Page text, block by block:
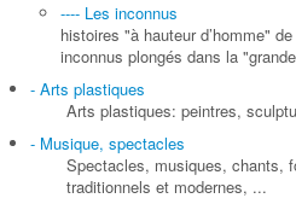
---- Les inconnus
histoires "à hauteur d’homme"
inconnus plongés dans la
- Arts plastiques
Arts plastiques: peintres,
- Musique, spectacles
Spectacles, musiques, chants,
traditionnels et modernes, ...